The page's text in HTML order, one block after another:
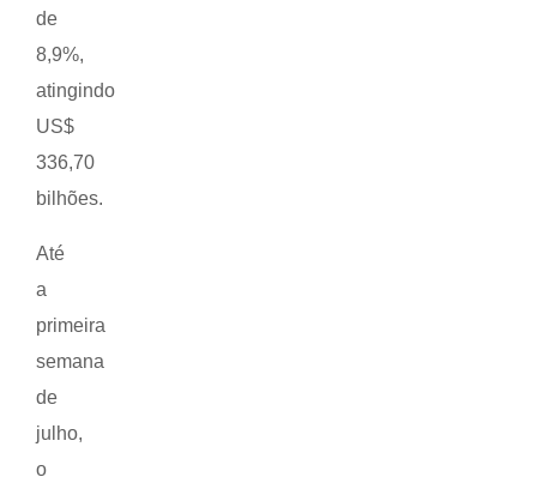
de
8,9%,
atingindo
US$
336,70
bilhões.
Até
a
primeira
semana
de
julho,
o